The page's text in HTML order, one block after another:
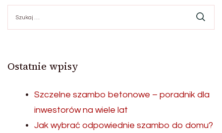
Ostatnie wpisy
Szczelne szambo betonowe – poradnik dla
inwestorów na wiele lat
Jak wybrać odpowiednie szambo do domu?